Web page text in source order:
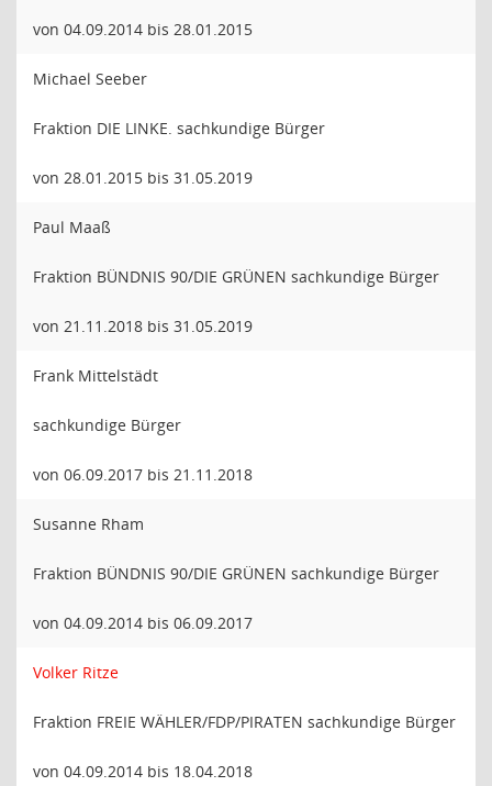
von 04.09.2014 bis 28.01.2015
Michael Seeber
Fraktion DIE LINKE. sachkundige Bürger
von 28.01.2015 bis 31.05.2019
Paul Maaß
Fraktion BÜNDNIS 90/DIE GRÜNEN sachkundige Bürger
von 21.11.2018 bis 31.05.2019
Frank Mittelstädt
sachkundige Bürger
von 06.09.2017 bis 21.11.2018
Susanne Rham
Fraktion BÜNDNIS 90/DIE GRÜNEN sachkundige Bürger
von 04.09.2014 bis 06.09.2017
Volker Ritze
Fraktion FREIE WÄHLER/FDP/PIRATEN sachkundige Bürger
von 04.09.2014 bis 18.04.2018